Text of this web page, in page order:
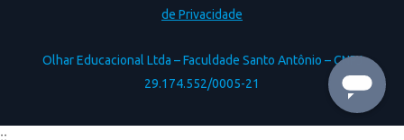
de Privacidade
Olhar Educacional Ltda – Faculdade Santo Antônio – CNPJ
29.174.552/0005-21
;;